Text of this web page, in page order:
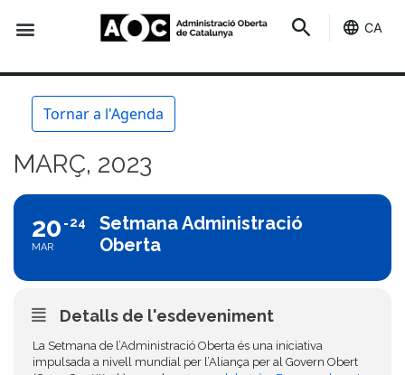
CA
Tornar a l'Agenda
MARÇ, 2023
20
MAR
24
Setmana Administració
Oberta
Detalls de l'esdeveniment
La Setmana de l’Administració Oberta és una iniciativa
impulsada a nivell mundial per l’Aliança per al Govern Obert